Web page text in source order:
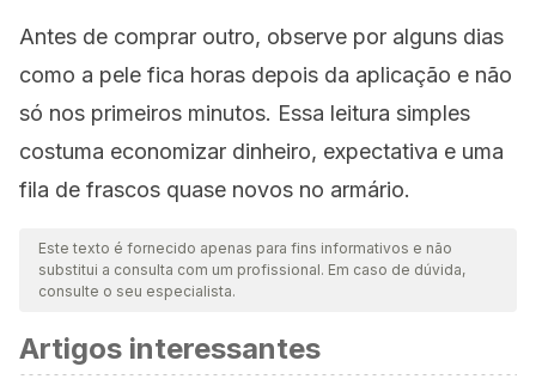
Antes de comprar outro, observe por alguns dias
como a pele fica horas depois da aplicação e não
só nos primeiros minutos. Essa leitura simples
costuma economizar dinheiro, expectativa e uma
fila de frascos quase novos no armário.
Este texto é fornecido apenas para fins informativos e não
substitui a consulta com um profissional. Em caso de dúvida,
consulte o seu especialista.
Artigos interessantes